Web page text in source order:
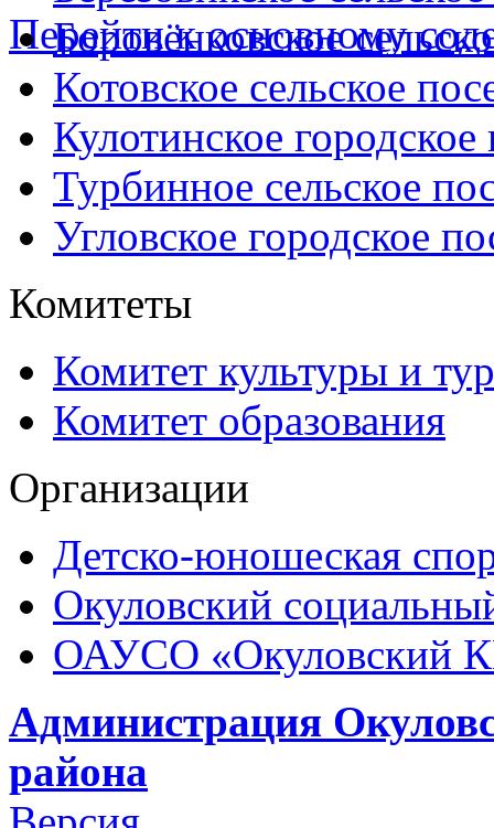
Перейти к основному
Боровёнковское
Котовское сельское
Кулотинское городское
Турбинное сельское
Угловское городское
Комитеты
Комитет культуры и
Комитет образования
Организации
Детско-юношеская
Окуловский
ОАУСО «Окуловский
Администрация
района